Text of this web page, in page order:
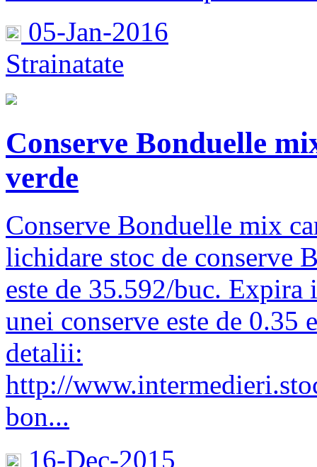
05-Jan-2016
Strainatate
Conserve Bonduelle
verde
Conserve Bonduelle mix
lichidare stoc de conserve
este de 35.592/buc.
unei conserve este de 0.35
detalii:
http://
bon...
16-Dec-2015